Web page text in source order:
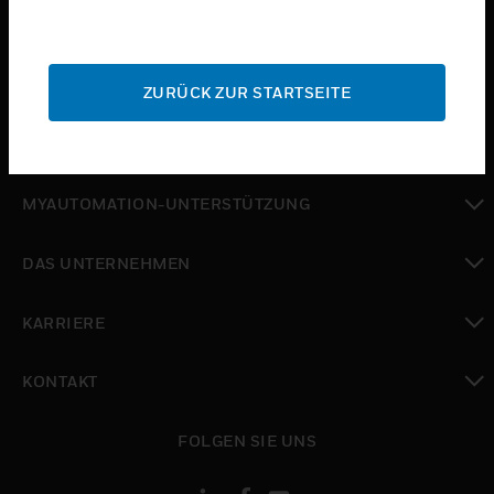
toggle view
toggle view
MYAUTOMATION-UNTERSTÜTZUNG
DAS UNTERNEHMEN
KARRIERE
KONTAKT
FOLGEN SIE UNS
ZURÜCK ZUR STARTSEITE